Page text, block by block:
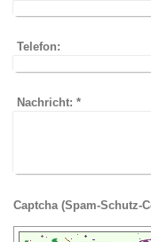
Telefon:
Nachricht: *